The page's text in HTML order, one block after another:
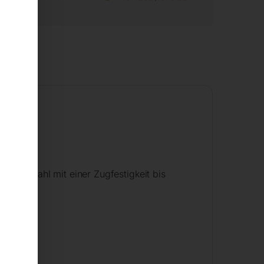
für Stahl mit einer Zugfestigkeit bis